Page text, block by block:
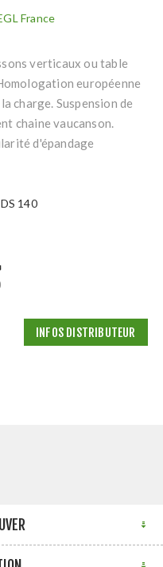
France
verticaux ou table
européenne
charge. Suspension de
chaine vaucanson.
d'épandage
140
INFOS DISTRIBUTEUR